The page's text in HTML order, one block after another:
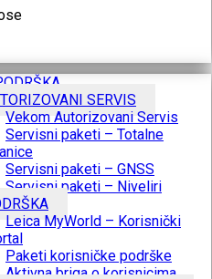
SERVIS
Vekom Autorizovani Servis
Servisni paketi – Totalne
Servisni paketi – GNSS
Servisni paketi – Niveliri
Leica MyWorld – Korisnički
Paketi korisničke podrške
Aktivna briga o korisnicima